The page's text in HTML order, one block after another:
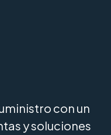
con un
y soluciones